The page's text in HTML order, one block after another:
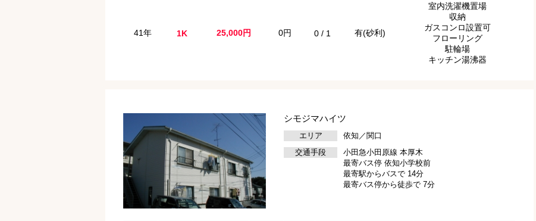
41年 1K 25,000円 0円 0 / 1 有(砂利)
室内洗濯機置場
収納
ガスコンロ設置可
フローリング
駐輪場
キッチン湯沸器
シモジマハイツ
エリア
依知／関口
交通手段
小田急小田原線 本厚木
最寄バス停 依知小学校前
最寄駅からバスで 14分
最寄バス停から徒歩で 7分